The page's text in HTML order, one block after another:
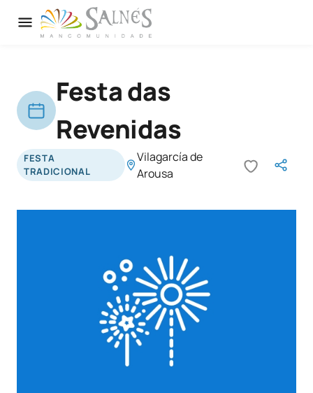
Festa das
Revenidas
FESTA
TRADICIONAL
Vilagarcía de
Arousa